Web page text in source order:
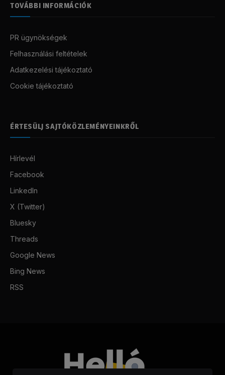
TOVÁBBI INFORMÁCIÓK
PR ügynökségek
Felhasználási feltételek
Adatkezelési tájékoztató
Cookie tájékoztató
ÉRTESÜLJ SAJTÓKÖZLEMÉNYEINKRŐL
Hírlevél
Facebook
LinkedIn
X (Twitter)
Bluesky
Threads
Google News
Bing News
RSS